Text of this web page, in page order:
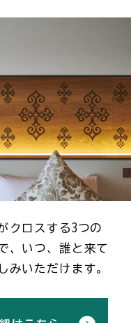
クロスする3つの
、いつ、誰と来て
みいただけます。